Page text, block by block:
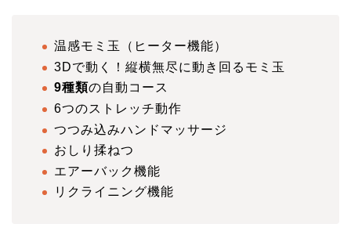
温感モミ玉（ヒーター機能）
3Dで動く！縦横無尽に動き回るモミ玉
9種類の自動コース
6つのストレッチ動作
つつみ込みハンドマッサージ
おしり揉ねつ
エアーバック機能
リクライニング機能